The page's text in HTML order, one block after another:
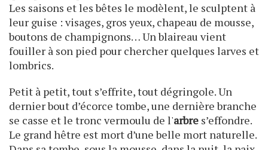
Les saisons et les bêtes le modèlent, le sculptent à
leur guise : visages, gros yeux, chapeau de mousse,
boutons de champignons… Un blaireau vient
fouiller à son pied pour chercher quelques larves et
lombrics.
Petit à petit, tout s’effrite, tout dégringole. Un
dernier bout d’écorce tombe, une dernière branche
se casse et le tronc vermoulu de l'arbre s’effondre.
Le grand hêtre est mort d’une belle mort naturelle.